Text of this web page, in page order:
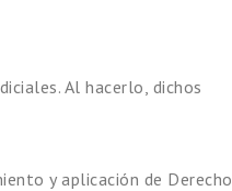
Al hacerlo, dichos
y aplicación de Derecho